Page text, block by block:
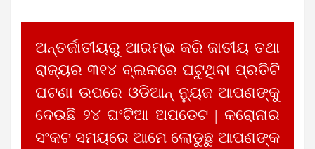
ଅନ୍ତର୍ଜାତୀୟରୁ ଆରମ୍ଭ କରି ଜାତୀୟ ତଥା
ରାଜ୍ୟର ୩୧୪ ବ୍ଲକରେ ଘଟୁଥିବା ପ୍ରତିଟି
ଘଟଣା ଉପରେ ଓଡିଆନ୍ ନ୍ୟୁଜ ଆପଣଙ୍କୁ
ଦେଉଛି ୨୪ ଘଂଟିଆ ଅପଡେଟ | କରୋନାର
ସଂକଟ ସମୟରେ ଆମେ ଲୋଡୁଛୁ ଆପଣଙ୍କ